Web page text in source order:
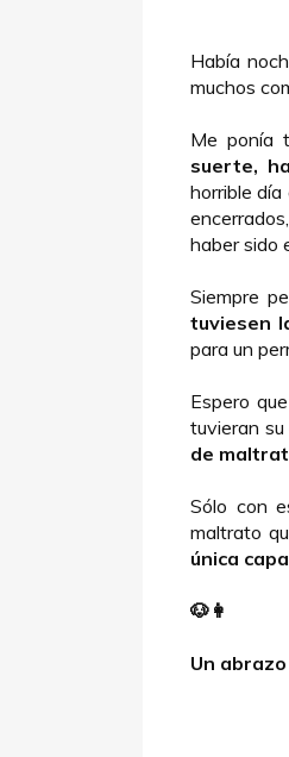
Había
muchos
Me ponía
suerte,
horrible
haber sido
Siempre
tuviesen
para un
Espero
tuvieran
de
Sólo con
maltrato
única
🐶👩
Un abrazo